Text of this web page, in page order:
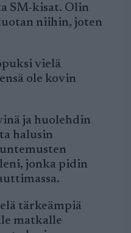
SM-kisat. Olin
niihin, joten
vielä
ole kovin
ja huolehdin
halusin
jonka pidin
tärkeämpiä
matkalle